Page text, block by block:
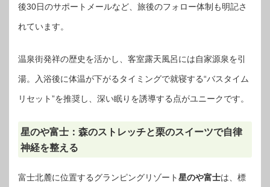
後30日のサポートメールなど、旅後のフォロー体制も明記さ
れています。
温泉街発祥の歴史を活かし、客室露天風呂には自家源泉を引
湯。入浴後に体温が下がるタイミングで就寝する“バスタイム
リセット”を推奨し、深い眠りを誘導する点がユニークです。
星のや富士：森のストレッチと栗のスイーツで自律
神経を整える
富士北麓に位置するグランピングリゾート星のや富士は、標